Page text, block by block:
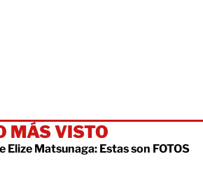
MÁS VISTO
Elize Matsunaga: Estas son FOTOS